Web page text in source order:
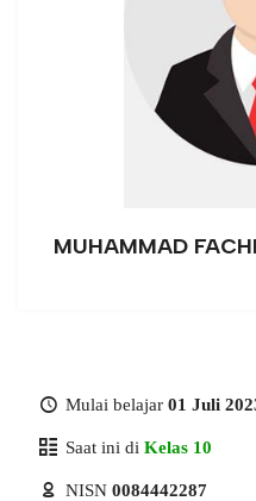
MUHAMMAD
Mulai belajar 01 Juli
Saat ini di Kelas 10
NISN 0084442287